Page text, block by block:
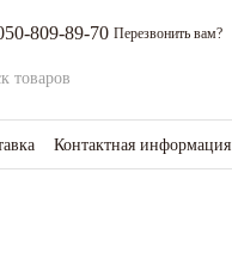
809-89-70 Перезвонить вам?
Контактная информация
Отзывы о магазине